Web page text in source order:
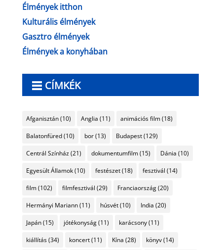
Élmények itthon
Kulturális élmények
Gasztro élmények
Élmények a konyhában
CÍMKÉK
Afganisztán(10) Anglia (11) animációs film(18)
Balatonfüred(10) bor(13) Budapest(129)
Centrál Színház(21) dokumentumfilm(15) Dánia (10)
Egyesült Államok(10) festészet(18) fesztivál (14)
film(102) filmfesztivál (29) Franciaország(20)
Hermányi Mariann(11) húsvét(10) India (20)
Japán(15) jótékonyság(11) karácsony(11)
kiállítás(34) koncert(11) Kína (28) könyv(14)